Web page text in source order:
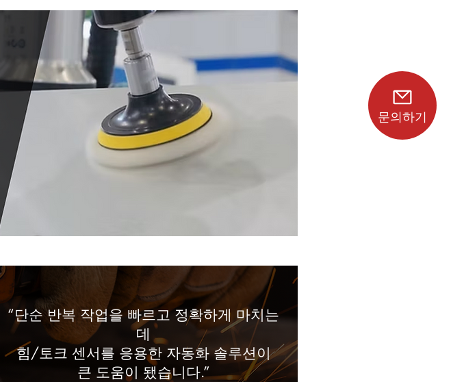
문의하기
“단순 반복 작업을 빠르고 정확하게 마치는
데
힘/토크 센서를 응용한 자동화 솔루션이
큰 도움이 됐습니다.”